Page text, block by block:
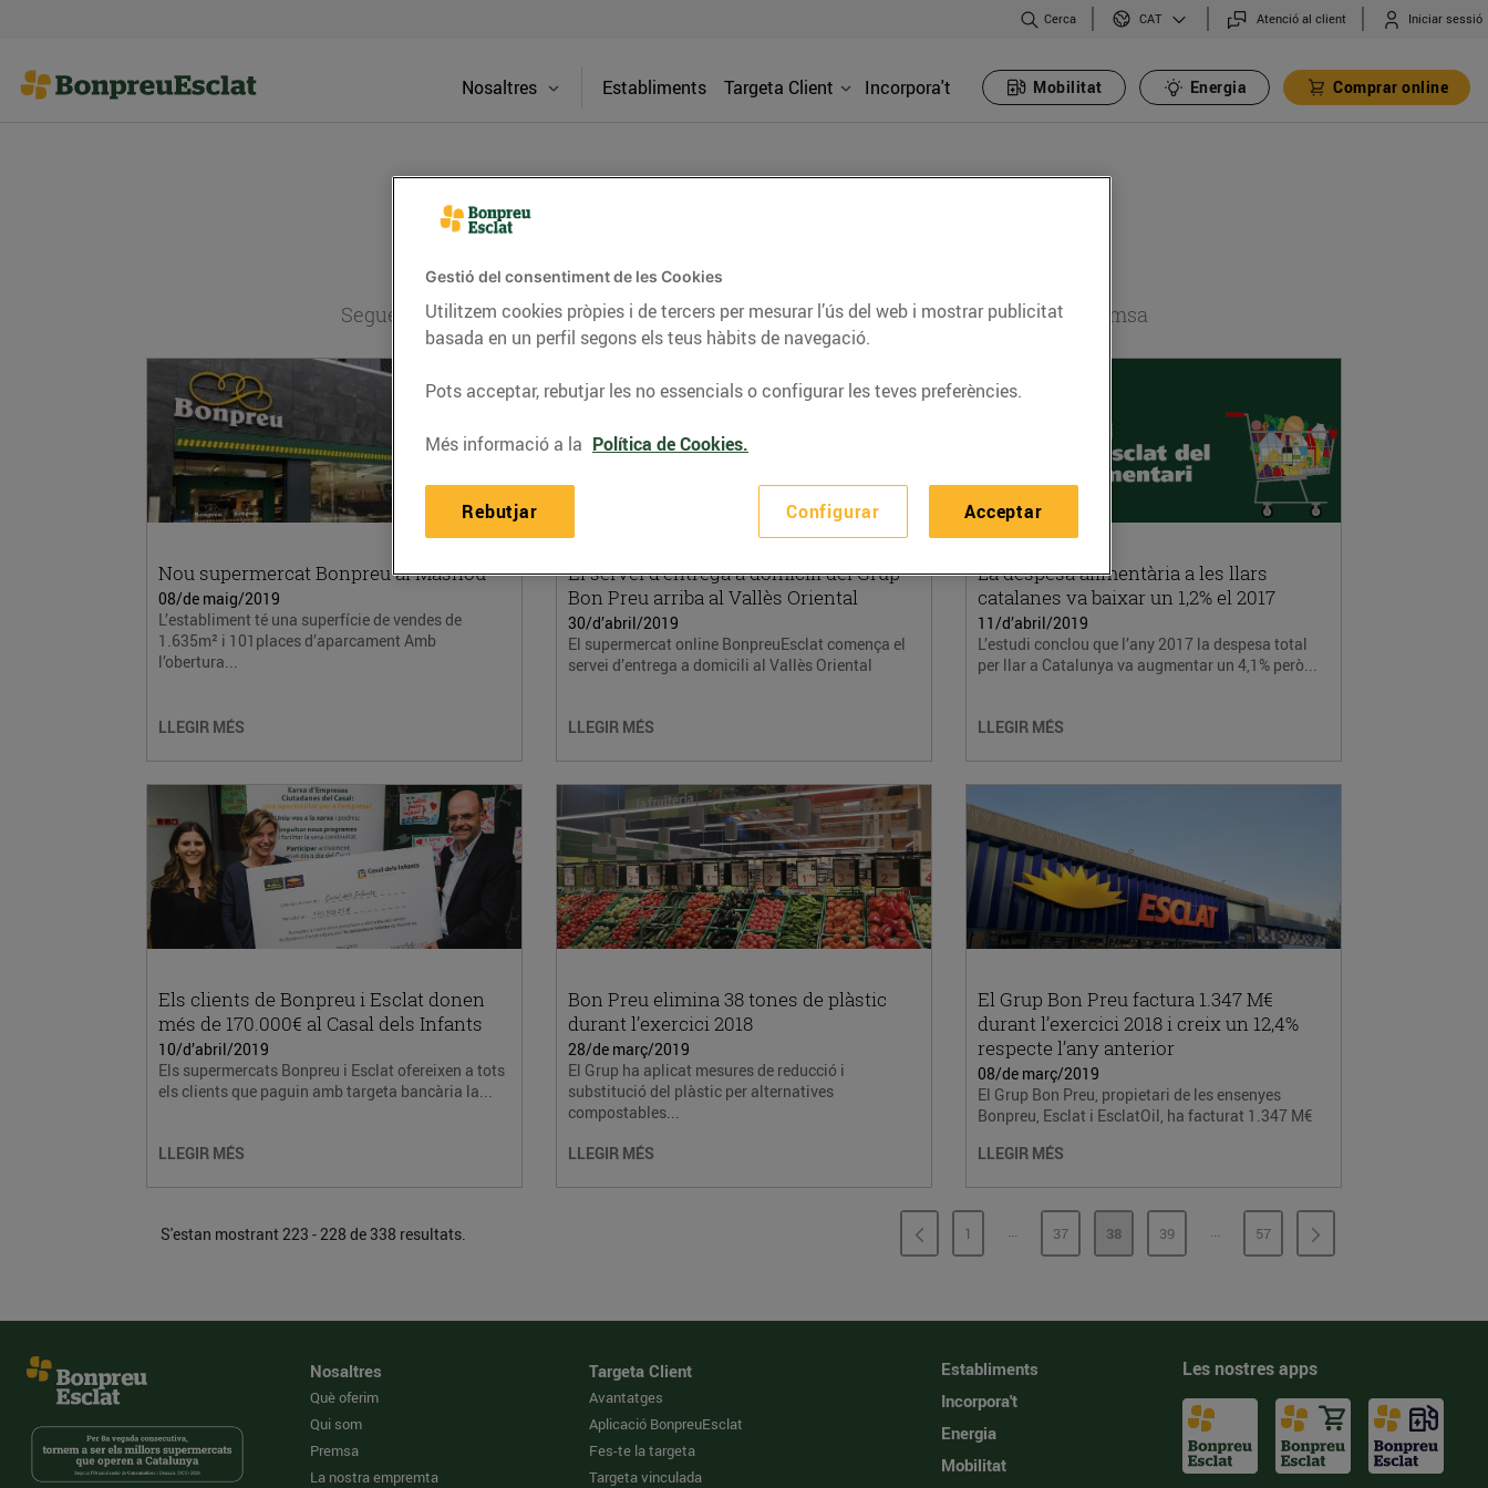
Cerca CAT Atenció al client Iniciar sessió
Nosaltres Establiments Targeta Client Incorpora't Mobilitat Energia Comprar online
Segueix l'actualitat dels supermercats Bonpreu i Esclat a través de la secció de premsa
Nou supermercat Bonpreu al Masnou
08/de maig/2019
L’establiment té una superfície de vendes de
1.635m² i 101places d’aparcament Amb
l’obertura...
LLEGIR MÉS
El servei d’entrega a domicili del Grup
Bon Preu arriba al Vallès Oriental
30/d’abril/2019
El supermercat online BonpreuEsclat comença el
servei d’entrega a domicili al Vallès Oriental
LLEGIR MÉS
La despesa alimentària a les llars
catalanes va baixar un 1,2% el 2017
11/d’abril/2019
L’estudi conclou que l’any 2017 la despesa total
per llar a Catalunya va augmentar un 4,1% però...
LLEGIR MÉS
Els clients de Bonpreu i Esclat donen
més de 170.000€ al Casal dels Infants
10/d’abril/2019
Els supermercats Bonpreu i Esclat ofereixen a tots
els clients que paguin amb targeta bancària la...
LLEGIR MÉS
Bon Preu elimina 38 tones de plàstic
durant l’exercici 2018
28/de març/2019
El Grup ha aplicat mesures de reducció i
substitució del plàstic per alternatives
compostables...
LLEGIR MÉS
El Grup Bon Preu factura 1.347 M€
durant l’exercici 2018 i creix un 12,4%
respecte l’any anterior
08/de març/2019
El Grup Bon Preu, propietari de les ensenyes
Bonpreu, Esclat i EsclatOil, ha facturat 1.347 M€
LLEGIR MÉS
S'estan mostrant 223 - 228 de 338 resultats. PÀGINA
1 ...PÀGINES INTERMÈDIES
PÀGINA
37 PÀGINA
38 PÀGINA
39 ...PÀGINES INTERMÈDIES
PÀGINA
57
Nosaltres
Què oferim
Qui som
Premsa
La nostra empremta
Targeta Client
Avantatges
Aplicació BonpreuEsclat
Fes-te la targeta
Targeta vinculada
Establiments
Incorpora't
Energia
Mobilitat
Les nostres apps
Gestió del consentiment de les Cookies
Utilitzem cookies pròpies i de tercers per mesurar l’ús del web i mostrar publicitat
basada en un perfil segons els teus hàbits de navegació.
Pots acceptar, rebutjar les no essencials o configurar les teves preferències.
Més informació a la Política de Cookies.
Configurar
Rebutjar Acceptar